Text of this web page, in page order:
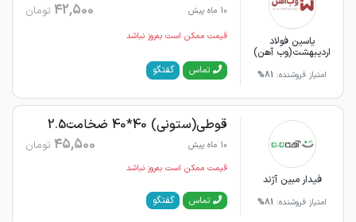
یاسین فولاد
اردیبهشت(وب آهن)
امتیاز فروشنده: 81%
10 ماه پیش 42,500 تومان
قیمت ممکن است به‌روز نباشد
تماس گفتگو
فیدار مبین آژند
امتیاز فروشنده: 81%
قوطی(ستونی) 40*40 ضخامت2.5
10 ماه پیش 45,500 تومان
قیمت ممکن است به‌روز نباشد
تماس گفتگو